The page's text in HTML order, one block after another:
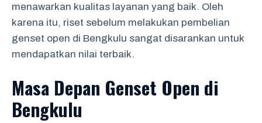
menawarkan kualitas layanan yang baik. Oleh
karena itu, riset sebelum melakukan pembelian
genset open di Bengkulu sangat disarankan untuk
mendapatkan nilai terbaik.
Masa Depan Genset Open di
Bengkulu